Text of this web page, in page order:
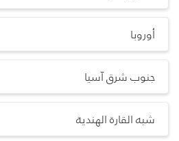
أوروبا
جنوب شرق آسيا
شبه القارة الهندية